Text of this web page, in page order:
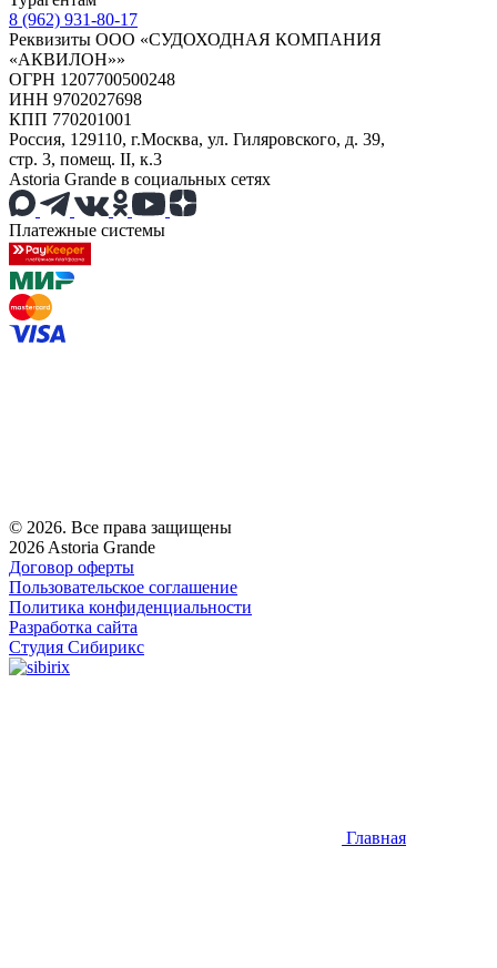
8 (962) 931-80-17
Реквизиты ООО «СУДОХОДНАЯ КОМПАНИЯ
«АКВИЛОН»»
ОГРН 1207700500248
ИНН 9702027698
КПП 770201001
Россия, 129110, г.Москва, ул. Гиляровского, д. 39,
стр. 3, помещ. II, к.3
Astoria Grande в социальных сетях
Платежные системы
© 2026. Все права защищены
2026 Astoria Grande
Договор оферты
Пользовательское соглашение
Политика конфиденциальности
Разработка сайта
Студия Сибирикс
Главная